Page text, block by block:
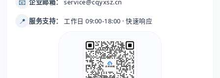
📧 企业邮箱： service@cqyxsz.cn
📍 服务支持： 工作日 09:00-18:00 · 快速响应